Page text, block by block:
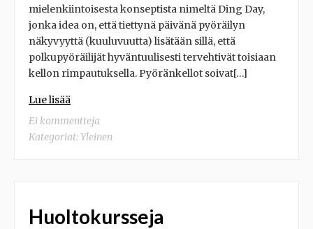
mielenkiintoisesta konseptista nimeltä Ding Day,
jonka idea on, että tiettynä päivänä pyöräilyn
näkyvyyttä (kuuluvuutta) lisätään sillä, että
polkupyöräilijät hyväntuulisesti tervehtivät toisiaan
kellon rimpautuksella. Pyöränkellot soivat[…]
Lue lisää
Ei kommentteja
Kategoriat: Yleinen
Huoltokursseja